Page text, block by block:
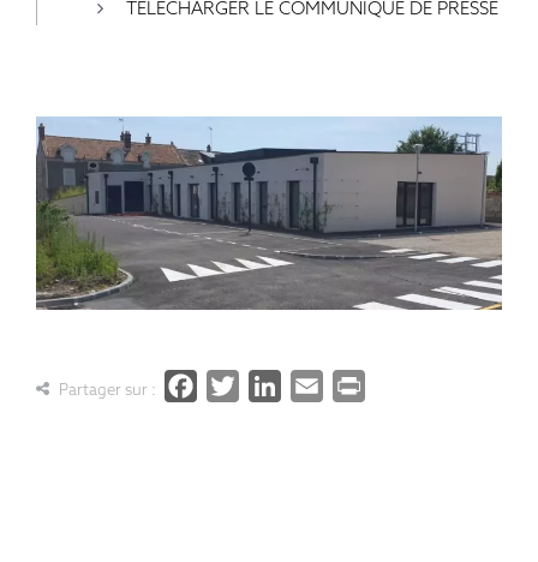
TÉLÉCHARGER LE COMMUNIQUÉ DE PRESSE
Partager sur : Facebook
Twitter
LinkedIn
Email